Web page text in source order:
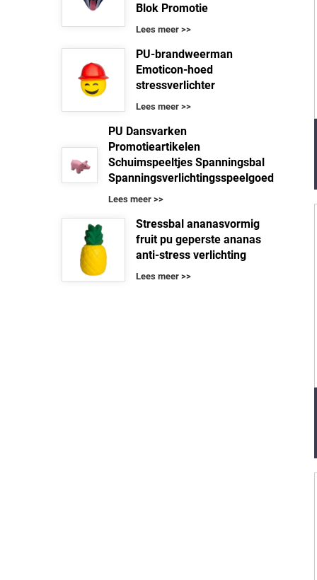
Blok Promotie
Lees meer >>
PU-brandweerman
Emoticon-hoed
stressverlichter
Lees meer >>
PU Dansvarken
Promotieartikelen
Schuimspeeltjes Spanningsbal
Spanningsverlichtingsspeelgoed
Lees meer >>
Stressbal ananasvormig
fruit pu geperste ananas
anti-stress verlichting
Lees meer >>